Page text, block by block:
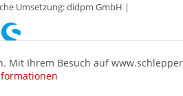
Umsetzung: didpm GmbH |
Ihrem Besuch auf